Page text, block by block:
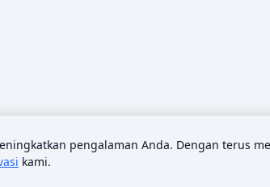
pengalaman Anda. Dengan terus
kami.